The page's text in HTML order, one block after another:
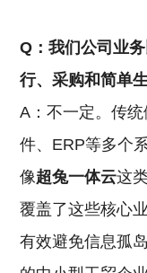
Q：我们公司业
行、采购和简单
A：不一定。传
件、ERP等多个
像超兔一体云这
覆盖了这些核心
有效避免信息孤